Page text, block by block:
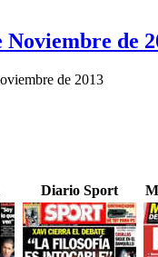
Noviembre de
de 2013
Diario Sport